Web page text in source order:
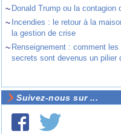
~ Donald Trump ou la contagion
~ Incendies : le retour à la
la gestion de crise
~ Renseignement : comment les
secrets sont devenus un pilier
Suivez-nous sur ...